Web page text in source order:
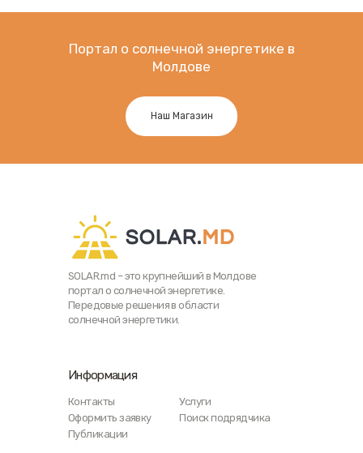
Портал о солнечной энергетике в
Молдове
Наш Магазин
SOLAR.md – это крупнейший в Молдове
портал о солнечной энергетике.
Передовые решения в области
солнечной энергетики.
Информация
Контакты
Услуги
Оформить заявку
Поиск подрядчика
Публикации